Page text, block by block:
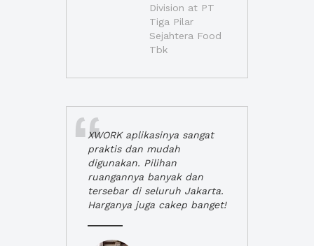
Division at PT
Tiga Pilar
Sejahtera Food
Tbk
XWORK aplikasinya sangat
praktis dan mudah
digunakan. Pilihan
ruangannya banyak dan
tersebar di seluruh Jakarta.
Harganya juga cakep banget!